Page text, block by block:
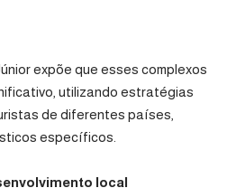
expõe que esses complexos
utilizando estratégias
de diferentes países,
específicos.
local